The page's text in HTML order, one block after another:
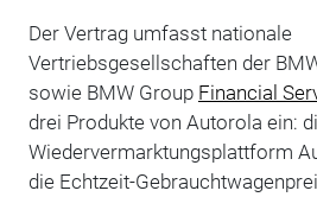
Der Vertrag umfasst nationale
Vertriebsgesellschaften der
sowie BMW Group Financial
drei Produkte von Autorola ein:
Wiedervermarktungsplattform
die Echtzeit-